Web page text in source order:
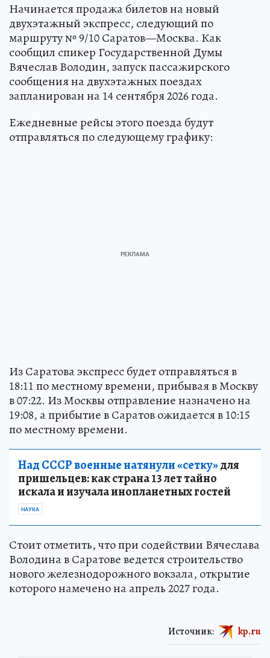
Начинается продажа билетов на новый
двухэтажный экспресс, следующий по
маршруту № 9/10 Саратов—Москва. Как
сообщил спикер Государственной Думы
Вячеслав Володин, запуск пассажирского
сообщения на двухэтажных поездах
запланирован на 14 сентября 2026 года.
Ежедневные рейсы этого поезда будут
отправляться по следующему графику:
Из Саратова экспресс будет отправляться в
18:11 по местному времени, прибывая в Москву
в 07:22. Из Москвы отправление назначено на
19:08, а прибытие в Саратов ожидается в 10:15
по местному времени.
Над СССР военные натянули «сетку»для
пришельцев: как страна 13 лет тайно
искала и изучала инопланетных гостей
НАУКА
Стоит отметить, что при содействии Вячеслава
Володина в Саратове ведется строительство
нового железнодорожного вокзала, открытие
которого намечено на апрель 2027 года.
Источник: kp.ru